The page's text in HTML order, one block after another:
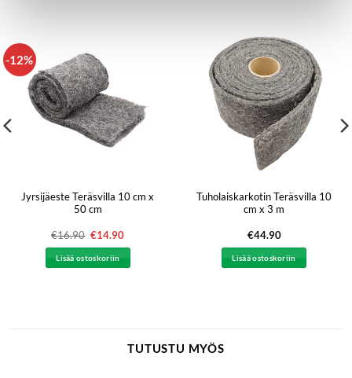
-12%
Jyrsijäeste Teräsvilla 10 cm x
50 cm
€16.90 Alkuperäinen
oli:
€16.90.
€14.90
Lisää ostoskoriin
Tuholaiskarkotin Teräsvilla 10
cm x 3 m
€44.90
Lisää ostoskoriin
TUTUSTU MYÖS